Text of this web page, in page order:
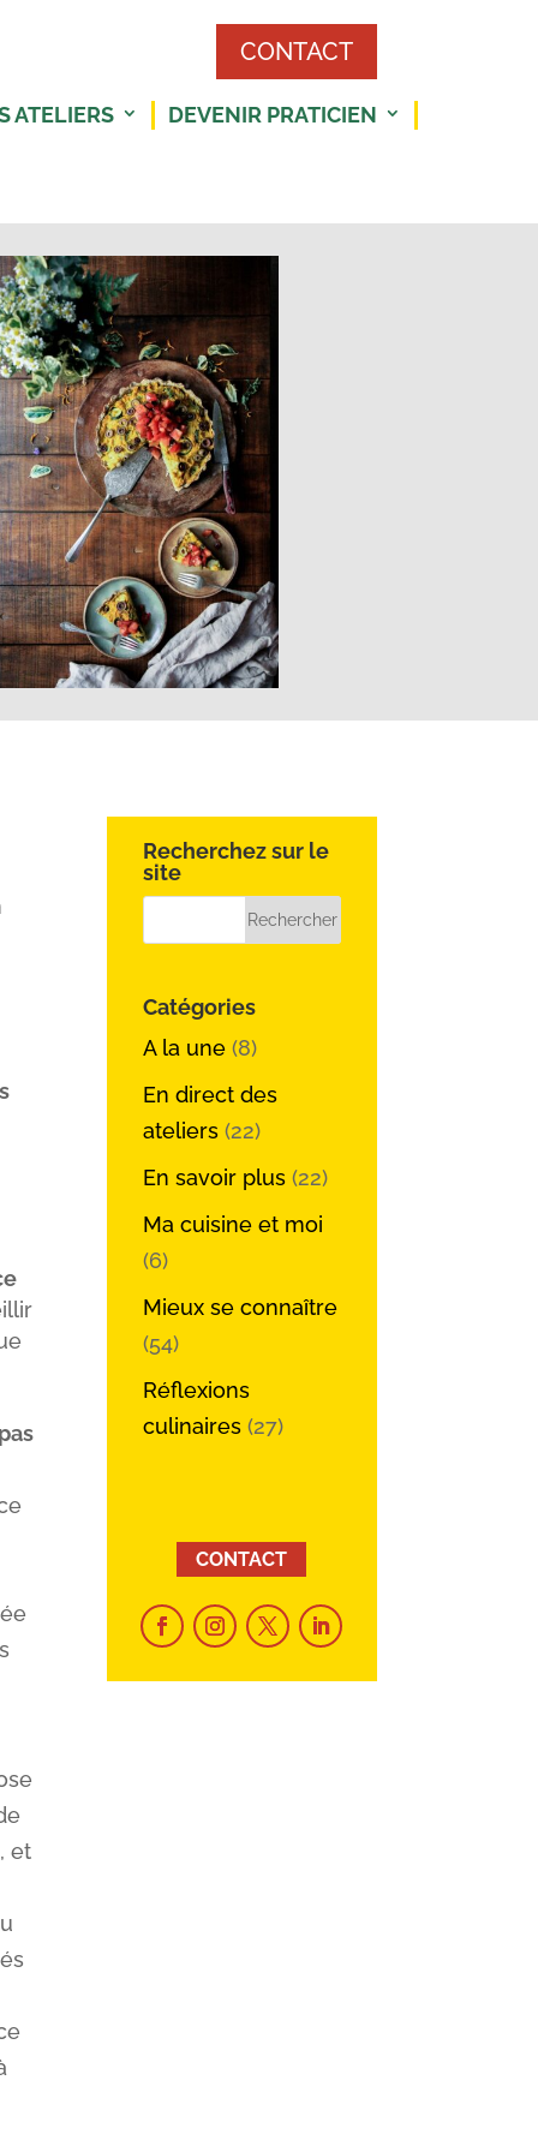
CONTACT
ATELIERS DEVENIR PRATICIEN
et
Recherchez sur le
site
Catégories
A la une (8)
En direct des
ateliers (22)
En savoir plus (22)
Ma cuisine et moi
(6)
Mieux se connaître
(54)
Réflexions
culinaires (27)
CONTACT